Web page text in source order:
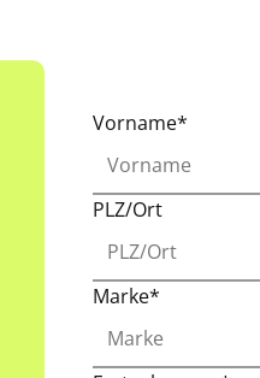
Vorname*
PLZ/Ort
Marke*